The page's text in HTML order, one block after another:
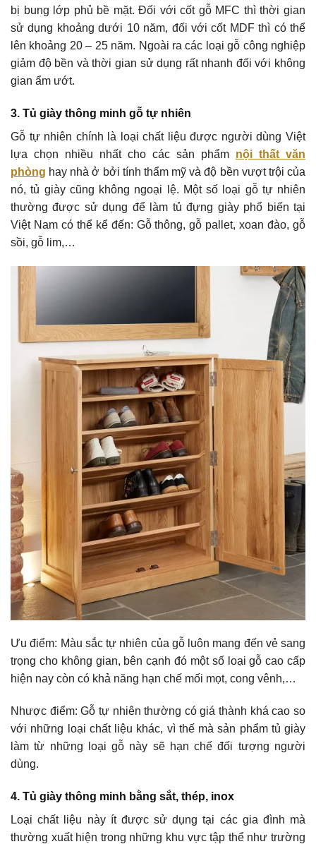
bị bung lớp phủ bề mặt. Đối với cốt gỗ MFC thì thời gian
sử dụng khoảng dưới 10 năm, đối với cốt MDF thì có thể
lên khoảng 20 – 25 năm. Ngoài ra các loại gỗ công nghiệp
giảm độ bền và thời gian sử dụng rất nhanh đối với không
gian ẩm ướt.
3. Tủ giày thông minh gỗ tự nhiên
Gỗ tự nhiên chính là loại chất liệu được người dùng Việt
lựa chọn nhiều nhất cho các sản phẩm nội thất văn
phòng hay nhà ở bởi tính thẩm mỹ và độ bền vượt trội của
nó, tủ giày cũng không ngoại lệ. Một số loại gỗ tự nhiên
thường được sử dụng để làm tủ đựng giày phổ biến tại
Việt Nam có thể kể đến: Gỗ thông, gỗ pallet, xoan đào, gỗ
sồi, gỗ lim,…
Ưu điểm: Màu sắc tự nhiên của gỗ luôn mang đến vẻ sang
trọng cho không gian, bên cạnh đó một số loại gỗ cao cấp
hiện nay còn có khả năng hạn chế mối mọt, cong vênh,…
Nhược điểm: Gỗ tự nhiên thường có giá thành khá cao so
với những loại chất liệu khác, vì thế mà sản phẩm tủ giày
làm từ những loại gỗ này sẽ hạn chế đối tượng người
dùng.
4. Tủ giày thông minh bằng sắt, thép, inox
Loại chất liệu này ít được sử dụng tại các gia đình mà
thường xuất hiện trong những khu vực tập thể như trường